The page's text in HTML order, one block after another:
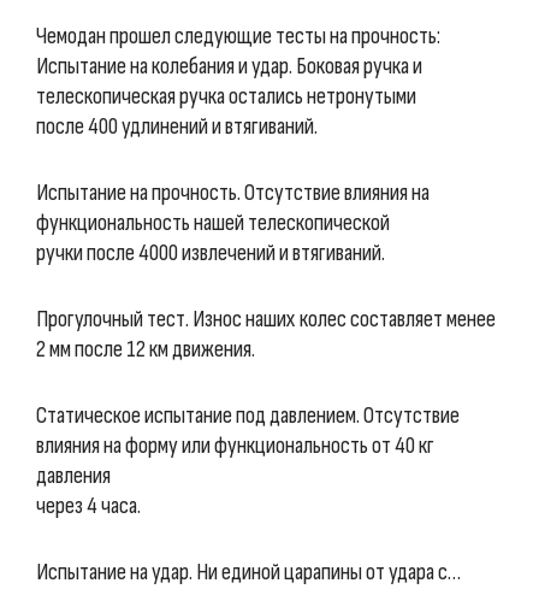
Чемодан прошел следующие тесты на прочность:
Испытание на колебания и удар. Боковая ручка и
телескопическая ручка остались нетронутыми
после 400 удлинений и втягиваний.
Испытание на прочность. Отсутствие влияния на
функциональность нашей телескопической
ручки после 4000 извлечений и втягиваний.
Прогулочный тест. Износ наших колес составляет менее
2 мм после 12 км движения.
Статическое испытание под давлением. Отсутствие
влияния на форму или функциональность от 40 кг
давления
через 4 часа.
Испытание на удар. Ни единой царапины от удара с…